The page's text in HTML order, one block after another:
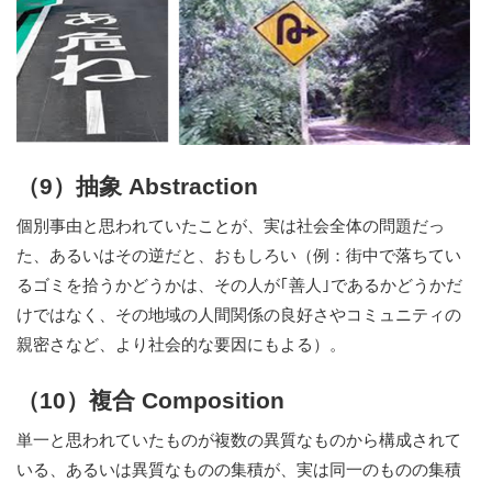
（9）抽象 Abstraction
個別事由と思われていたことが、実は社会全体の問題だっ
た、あるいはその逆だと、おもしろい（例：街中で落ちてい
るゴミを拾うかどうかは、その人が｢善人｣であるかどうかだ
けではなく、その地域の人間関係の良好さやコミュニティの
親密さなど、より社会的な要因にもよる）。
（10）複合 Composition
単一と思われていたものが複数の異質なものから構成されて
いる、あるいは異質なものの集積が、実は同一のものの集積